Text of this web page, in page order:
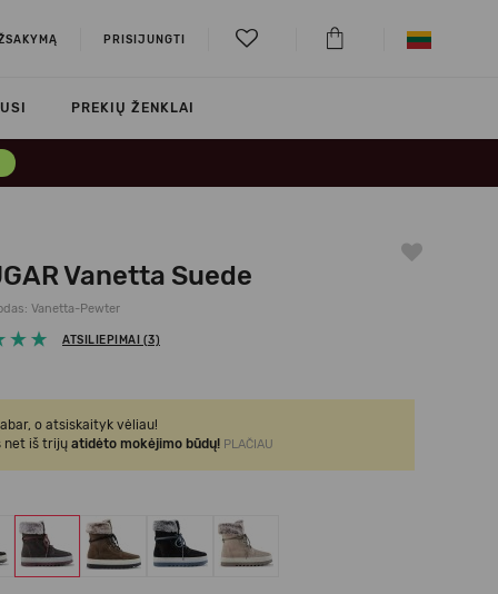
PRISIJUNGTI
PREKIŲ ŽENKLAI
Vanetta Suede
Vanetta-Pewter
ATSILIEPIMAI (3)
o atsiskaityk vėliau!
net iš trijų atidėto mokėjimo būdų! PLAČIAU